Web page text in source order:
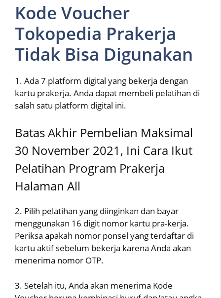
Kode Voucher
Tokopedia Prakerja
Tidak Bisa Digunakan
1. Ada 7 platform digital yang bekerja dengan
kartu prakerja. Anda dapat membeli pelatihan di
salah satu platform digital ini.
Batas Akhir Pembelian Maksimal
30 November 2021, Ini Cara Ikut
Pelatihan Program Prakerja
Halaman All
2. Pilih pelatihan yang diinginkan dan bayar
menggunakan 16 digit nomor kartu pra-kerja.
Periksa apakah nomor ponsel yang terdaftar di
kartu aktif sebelum bekerja karena Anda akan
menerima nomor OTP.
3. Setelah itu, Anda akan menerima Kode